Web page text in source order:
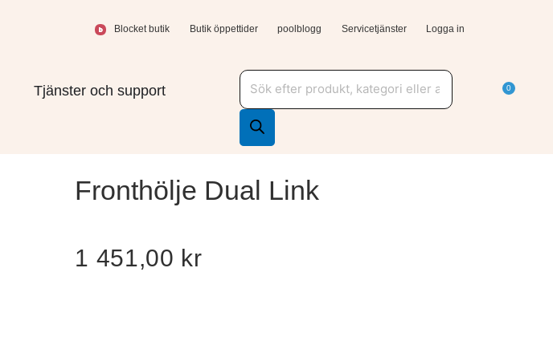
Blocket butik Butik öppettider poolblogg Servicetjänster Logga in
Öppna Reservdelar
Tjänster och support Öppna Tjänster och support
Produktsökning 0
Fronthölje Dual Link
1 451,00 kr